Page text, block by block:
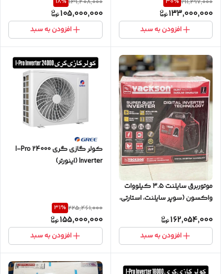
سردو گرم موتور بزرگ
133,000,000
افزودن به سبد
سرد و گرم
105,000,000
افزودن به سبد
موتوربرق سایلنت ۳.۵ کیلووات
واکسون (سوپر سایلنت، استارتی،
162,054,000
افزودن به سبد
کولر گازی گری 24000 I-Pro
Inverter (اینورتر)
225,461,000
31%
155,000,000
افزودن به سبد